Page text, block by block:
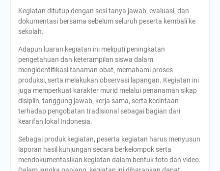
Kegiatan ditutup dengan sesi tanya jawab, evaluasi, dan
dokumentasi bersama sebelum seluruh peserta kembali ke
sekolah.
Adapun luaran kegiatan ini meliputi peningkatan
pengetahuan dan keterampilan siswa dalam
mengidentifikasi tanaman obat, memahami proses
produksi, serta melakukan observasi lapangan. Kegiatan ini
juga memperkuat karakter murid melalui penanaman sikap
disiplin, tanggung jawab, kerja sama, serta kecintaan
terhadap pengobatan tradisional sebagai bagian dari
kearifan lokal Indonesia.
Sebagai produk kegiatan, peserta kegiatan harus menyusun
laporan hasil kunjungan secara berkelompok serta
mendokumentasikan kegiatan dalam bentuk foto dan video.